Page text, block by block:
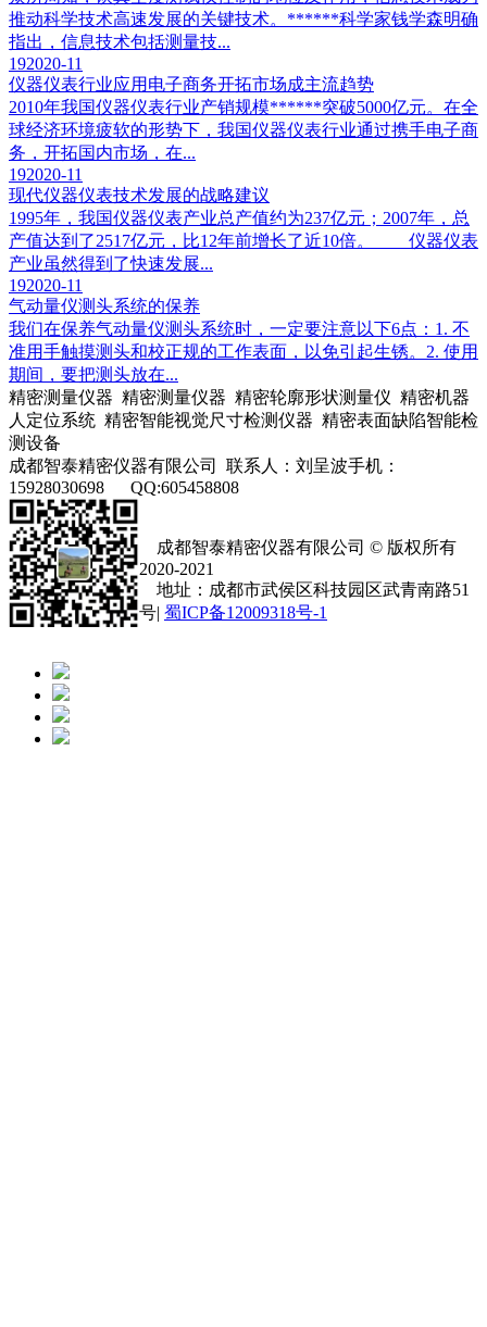
推动科学技术高速发展的关键技术。******科学家钱学森明确
指出，信息技术包括测量技...
192020-11
仪器仪表行业应用电子商务开拓市场成主流趋势
2010年我国仪器仪表行业产销规模******突破5000亿元。在全
球经济环境疲软的形势下，我国仪器仪表行业通过携手电子商
务，开拓国内市场，在...
192020-11
现代仪器仪表技术发展的战略建议
1995年，我国仪器仪表产业总产值约为237亿元；2007年，总
产值达到了2517亿元，比12年前增长了近10倍。 仪器仪表
产业虽然得到了快速发展...
192020-11
气动量仪测头系统的保养
我们在保养气动量仪测头系统时，一定要注意以下6点：1. 不
准用手触摸测头和校正规的工作表面，以免引起生锈。2. 使用
期间，要把测头放在...
精密测量仪器 精密测量仪器 精密轮廓形状测量仪 精密机器
人定位系统 精密智能视觉尺寸检测仪器 精密表面缺陷智能检
测设备
成都智泰精密仪器有限公司 联系人：刘呈波手机：
15928030698 QQ:605458808
成都智泰精密仪器有限公司 © 版权所有
2020-2021
地址：成都市武侯区科技园区武青南路51
号| 蜀ICP备12009318号-1